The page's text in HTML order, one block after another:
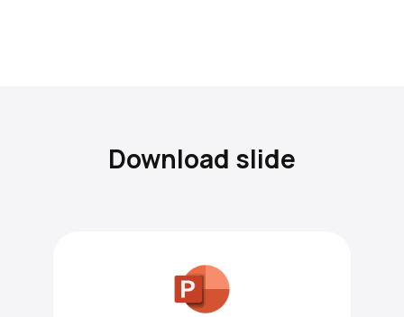
Download slide